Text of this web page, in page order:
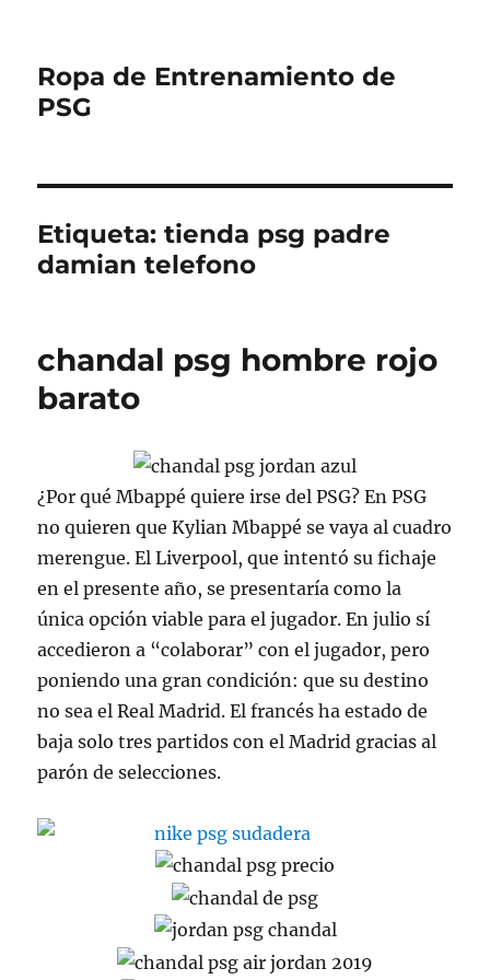
Ropa de Entrenamiento de
PSG
Etiqueta:tienda psg padre
damian telefono
chandal psg hombre rojo
barato
¿Por qué Mbappé quiere irse del PSG? En PSG
no quieren que Kylian Mbappé se vaya al cuadro
merengue. El Liverpool, que intentó su fichaje
en el presente año, se presentaría como la
única opción viable para el jugador. En julio sí
accedieron a “colaborar” con el jugador, pero
poniendo una gran condición: que su destino
no sea el Real Madrid. El francés ha estado de
baja solo tres partidos con el Madrid gracias al
parón de selecciones.